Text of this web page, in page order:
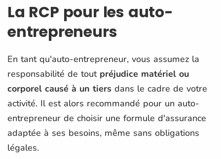
La RCP pour les auto-
entrepreneurs
En tant qu'auto-entrepreneur, vous assumez la
responsabilité de tout préjudice matériel ou
corporel causé à un tiers dans le cadre de votre
activité. Il est alors recommandé pour un auto-
entrepreneur de choisir une formule d'assurance
adaptée à ses besoins, même sans obligations
légales.